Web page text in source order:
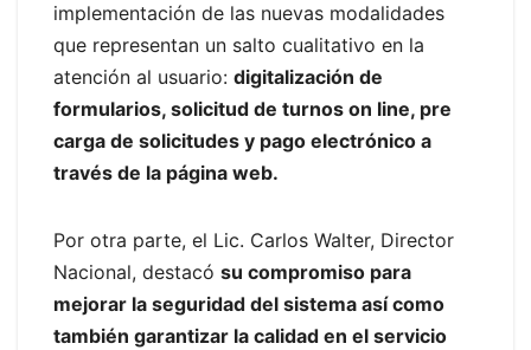
implementación de las nuevas modalidades
que representan un salto cualitativo en la
atención al usuario: digitalización de
formularios, solicitud de turnos on line, pre
carga de solicitudes y pago electrónico a
través de la página web.
Por otra parte, el Lic. Carlos Walter, Director
Nacional, destacó su compromiso para
mejorar la seguridad del sistema así como
también garantizar la calidad en el servicio